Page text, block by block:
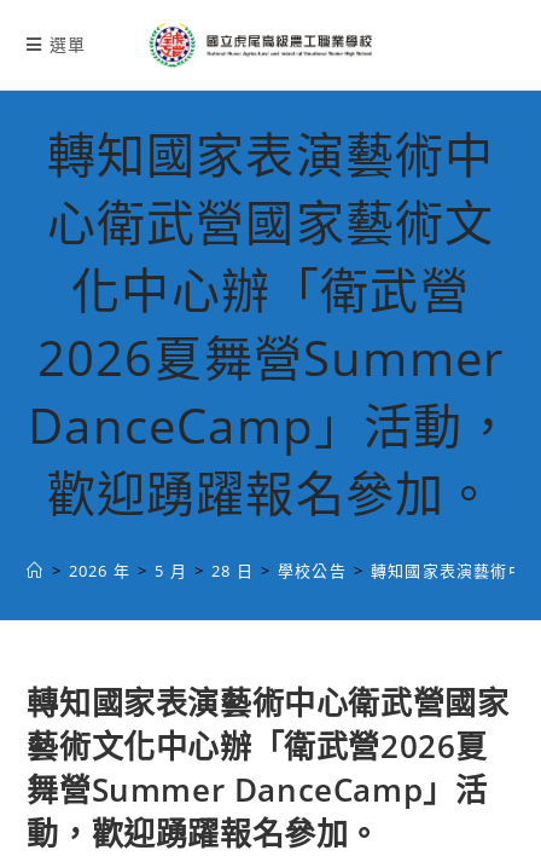
選單
轉知國家表演藝術中
心衛武營國家藝術文
化中心辦「衛武營
2026夏舞營Summer
DanceCamp」活動，
歡迎踴躍報名參加。
> 2026 年 > 5 月 > 28 日 > 學校公告 > 轉知國家表演藝術中
轉知國家表演藝術中心衛武營國家
藝術文化中心辦「衛武營2026夏
舞營Summer DanceCamp」活
動，歡迎踴躍報名參加。